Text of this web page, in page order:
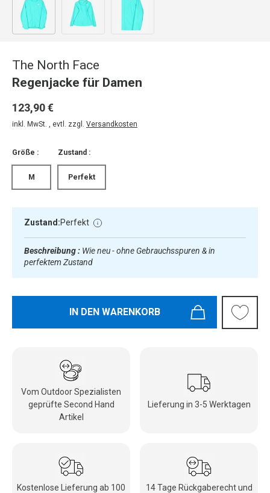
Bild 1 in Galerieansicht laden
The North Face
Regenjacke für Damen
123,90 €
inkl. MwSt. , evtl. zzgl. Versandkosten
Größe :
M
Zustand :
Perfekt
Zustand:Perfekt
Beschreibung : Wie neu - ohne Gebrauchsspuren & in
perfektem Zustand
IN DEN WARENKORB
Vom Outdoor Spezialisten
geprüfte Second Hand
Artikel
Lieferung in 3-5 Werktagen
Kostenlose Lieferung ab 100
14 Tage Rückgaberecht und